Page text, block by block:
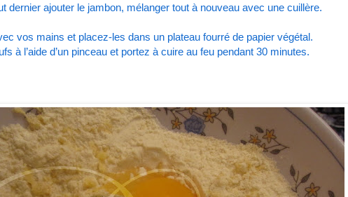
dernier ajouter le jambon, mélanger tout à nouveau avec une cuillère.
vos mains et placez-les dans un plateau fourré de papier végétal.
à l’aide d’un pinceau et portez à cuire au feu pendant 30 minutes.